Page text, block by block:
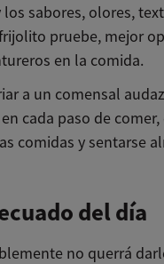
sabores, olores,
pruebe, mejor
en la comida.
a un comensal
cada paso de
comidas y sentarse
del día
no querrá